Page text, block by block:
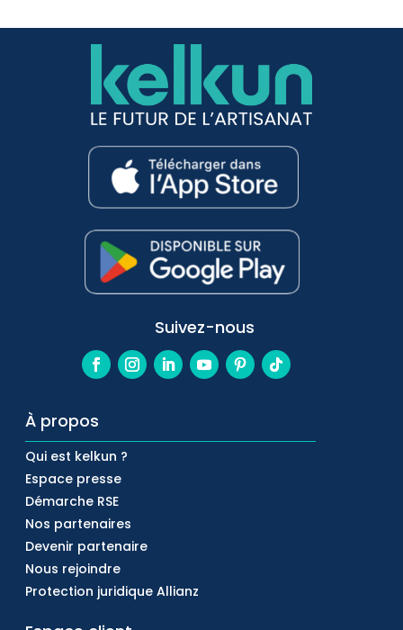
Suivez-nous
À propos
Qui est kelkun ?
Espace presse
Démarche RSE
Nos partenaires
Devenir partenaire
Nous rejoindre
Protection juridique Allianz